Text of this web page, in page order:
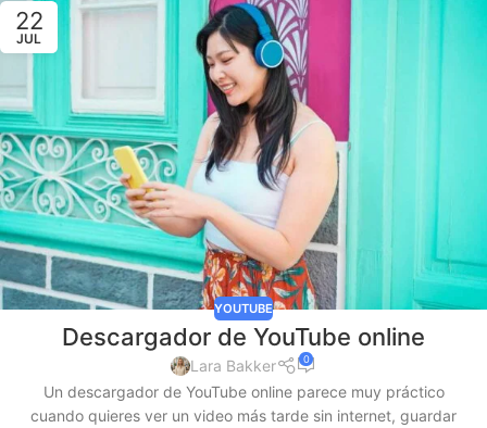
22
JUL
YOUTUBE
Descargador de YouTube online
Lara Bakker 0
Un descargador de YouTube online parece muy práctico
cuando quieres ver un video más tarde sin internet, guardar